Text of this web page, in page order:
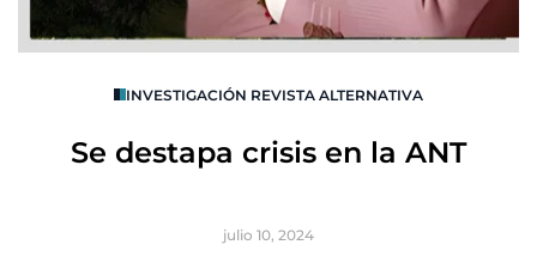
INVESTIGACIÓN REVISTA ALTERNATIVA
Se destapa crisis en la ANT
julio 10, 2024